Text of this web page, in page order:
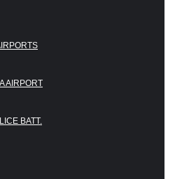
AIRPORT
BATT.